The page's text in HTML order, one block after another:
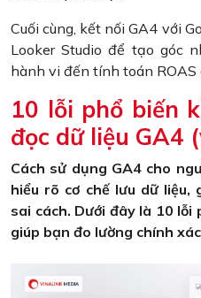
Cuối cùng, kết nối GA4 với
Looker Studio để tạo góc
hành vi đến tính toán
10 lỗi phổ biến
đọc dữ liệu GA4
Cách sử dụng GA4 cho
hiểu rõ cơ chế lưu dữ liệu,
sai cách. Dưới đây là 10 lỗi
giúp bạn đo lường chính